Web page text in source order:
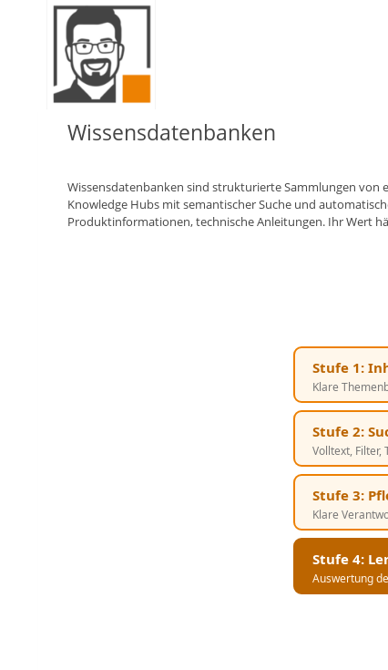
springen
Wissensdatenbanken
Wissensdatenbanken sind strukturierte Sammlungen von
Knowledge Hubs mit semantischer Suche und
Produktinformationen, technische Anleitungen. Ihr Wert
Stufe 1:
Klare
Stufe 2:
Volltext, Filter,
Stufe 3:
Klare
Stufe 4:
Auswertung